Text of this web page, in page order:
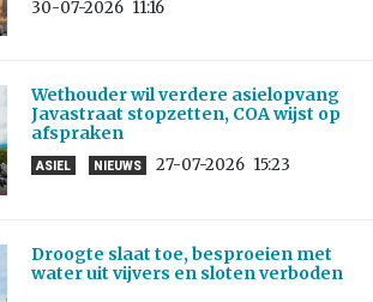
30-07-2026 11:16
Wethouder wil verdere asielopvang
Javastraat stopzetten, COA wijst op
afspraken
ASIEL NIEUWS 27-07-2026 15:23
Droogte slaat toe, besproeien met
water uit vijvers en sloten verboden